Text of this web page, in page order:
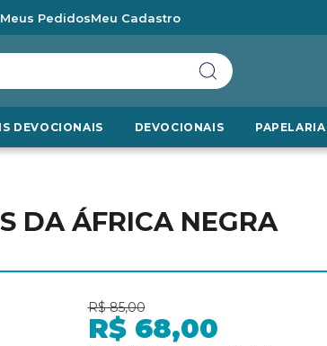
Meus PedidosMeu Cadastro
DEVOCIONAIS DEVOCIONAIS PAPELARIA
DA ÁFRICA NEGRA
R$ 85,00
R$ 68,00